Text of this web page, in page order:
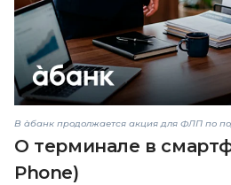
В àбанк продолжается акция для ФЛП по
О терминале в
Phone)